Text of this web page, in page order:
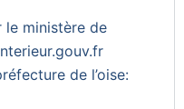
le ministère de
de l’oise: